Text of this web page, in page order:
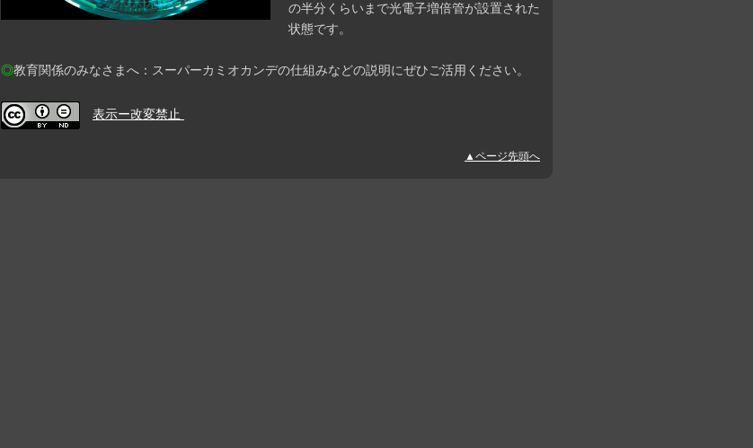
の半分くらいまで光電子増倍管が設置された
状態です。
◎教育関係のみなさまへ：スーパーカミオカンデの仕組みなどの説明にぜひご活用ください。
表示ー改変禁止
▲ページ先頭へ